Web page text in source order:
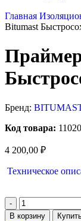
Главная
Bitumast
Бренд:
Код товара:
4 200,00 ₽
Техническое
В корзину